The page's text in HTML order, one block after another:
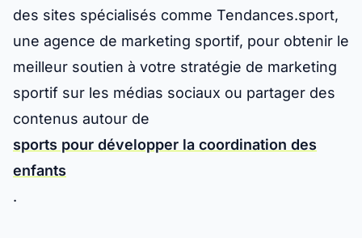
des sites spécialisés comme Tendances.sport,
une agence de marketing sportif, pour obtenir le
meilleur soutien à votre stratégie de marketing
sportif sur les médias sociaux ou partager des
contenus autour de
sports pour développer la coordination des
enfants
.